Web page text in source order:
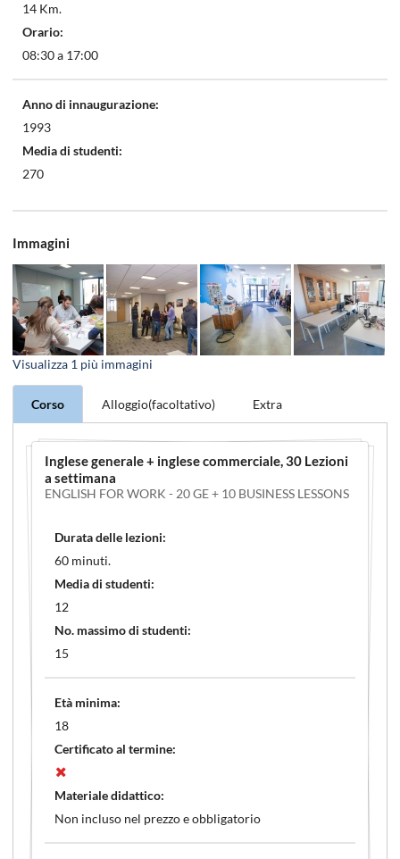
14 Km.
Orario:
08:30 a 17:00
Anno di innaugurazione:
1993
Media di studenti:
270
Immagini
Visualizza 1 più immagini
Corso Alloggio(facoltativo) Extra
Inglese generale + inglese commerciale, 30 Lezioni
a settimana
ENGLISH FOR WORK - 20 GE + 10 BUSINESS LESSONS
Durata delle lezioni:
60 minuti.
Media di studenti:
12
No. massimo di studenti:
15
Età minima:
18
Certificato al termine:
Materiale didattico:
Non incluso nel prezzo e obbligatorio